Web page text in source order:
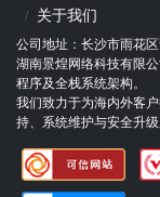
关于我们
公司地址：长沙市雨花
湖南景煌网络科技有限
程序及全栈系统架构。
我们致力于为海内外客
持、系统维护与安全升